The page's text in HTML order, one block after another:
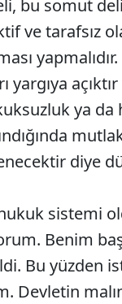
bu somut
ve tarafsız
yargıya
ya da
diye
sistemi
Benim
Bu yüzden
Devletin